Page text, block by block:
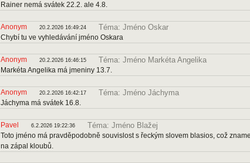
Rainer nemá svátek 22.2. ale 4.8.
Anonym 20.2.2026 16:49:24 Téma: Jméno Oskar
Chybí tu ve vyhledávání jméno Oskara
Anonym 20.2.2026 16:46:15 Téma: Jméno Markéta Angelika
Markéta Angelika má jmeniny 13.7.
Anonym 20.2.2026 16:42:17 Téma: Jméno Jáchyma
Jáchyma má svátek 16.8.
Pavel 6.2.2026 19:22:36 Téma: Jméno Blažej
Toto jméno má pravděpodobně souvislost s řeckým slovem blasios, což
na zápal kloubů.